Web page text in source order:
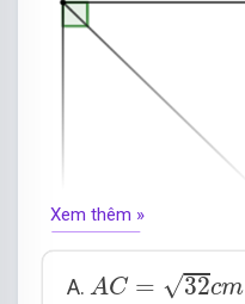
Xem thêm »
A. AC = √32cm
A C= cm